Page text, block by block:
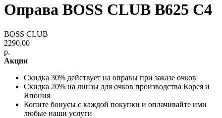
Оправа BOSS CLUB B625 C4
BOSS CLUB
2290,00
р.
Акции
Скидка 30% действует на оправы при заказе очков
Скидка 20% на линзы для очков производства Корея и
Япония
Копите бонусы с каждой покупки и оплачивайте ими
любые наши услуги